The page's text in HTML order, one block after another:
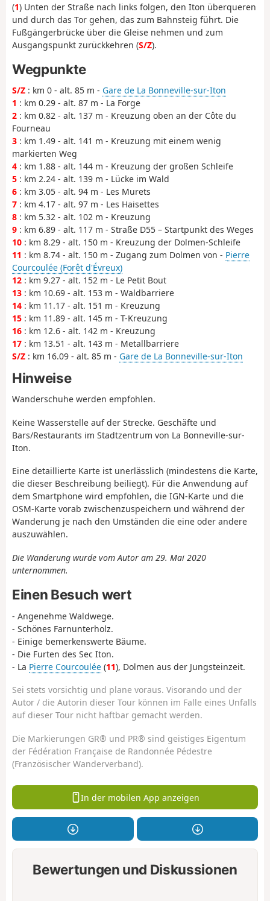
(1) Unten der Straße nach links folgen, den Iton überqueren
und durch das Tor gehen, das zum Bahnsteig führt. Die
Fußgängerbrücke über die Gleise nehmen und zum
Ausgangspunkt zurückkehren (S/Z).
Wegpunkte
S/Z : km 0 - alt. 85 m - Gare de La Bonneville-sur-Iton
1 : km 0.29 - alt. 87 m - La Forge
2 : km 0.82 - alt. 137 m - Kreuzung oben an der Côte du
Fourneau
3 : km 1.49 - alt. 141 m - Kreuzung mit einem wenig
markierten Weg
4 : km 1.88 - alt. 144 m - Kreuzung der großen Schleife
5 : km 2.24 - alt. 139 m - Lücke im Wald
6 : km 3.05 - alt. 94 m - Les Murets
7 : km 4.17 - alt. 97 m - Les Haisettes
8 : km 5.32 - alt. 102 m - Kreuzung
9 : km 6.89 - alt. 117 m - Straße D55 – Startpunkt des Weges
10 : km 8.29 - alt. 150 m - Kreuzung der Dolmen-Schleife
11 : km 8.74 - alt. 150 m - Zugang zum Dolmen von - Pierre
Courcoulée (Forêt d'Évreux)
12 : km 9.27 - alt. 152 m - Le Petit Bout
13 : km 10.69 - alt. 153 m - Waldbarriere
14 : km 11.17 - alt. 151 m - Kreuzung
15 : km 11.89 - alt. 145 m - T-Kreuzung
16 : km 12.6 - alt. 142 m - Kreuzung
17 : km 13.51 - alt. 143 m - Metallbarriere
S/Z : km 16.09 - alt. 85 m - Gare de La Bonneville-sur-Iton
Hinweise
Wanderschuhe werden empfohlen.
Keine Wasserstelle auf der Strecke. Geschäfte und
Bars/Restaurants im Stadtzentrum von La Bonneville-sur-
Iton.
Eine detaillierte Karte ist unerlässlich (mindestens die Karte,
die dieser Beschreibung beiliegt). Für die Anwendung auf
dem Smartphone wird empfohlen, die IGN-Karte und die
OSM-Karte vorab zwischenzuspeichern und während der
Wanderung je nach den Umständen die eine oder andere
auszuwählen.
Die Wanderung wurde vom Autor am 29. Mai 2020
unternommen.
Einen Besuch wert
- Angenehme Waldwege.
- Schönes Farnunterholz.
- Einige bemerkenswerte Bäume.
- Die Furten des Sec Iton.
- La Pierre Courcoulée (11), Dolmen aus der Jungsteinzeit.
Sei stets vorsichtig und plane voraus. Visorando und der
Autor / die Autorin dieser Tour können im Falle eines Unfalls
auf dieser Tour nicht haftbar gemacht werden.
Die Markierungen GR® und PR® sind geistiges Eigentum
der Fédération Française de Randonnée Pédestre
(Französischer Wanderverband).
In der mobilen App anzeigen
Bewertungen und Diskussionen